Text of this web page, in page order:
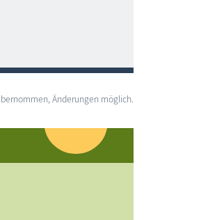
Änderungen möglich.